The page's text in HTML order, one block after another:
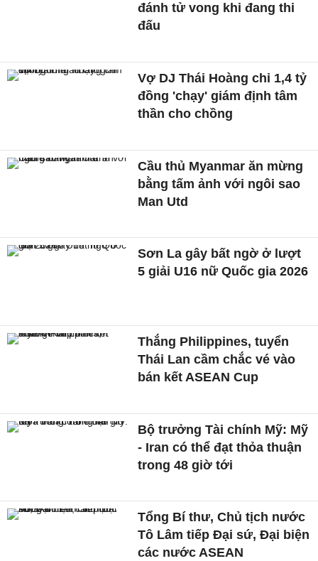
đánh tử vong khi đang thi
đấu
Vợ DJ Thái Hoàng chi 1,4 tỷ
đồng 'chạy' giám định tâm
thần cho chồng
Cầu thủ Myanmar ăn mừng
bằng tấm ảnh với ngôi sao
Man Utd
Sơn La gây bất ngờ ở lượt
5 giải U16 nữ Quốc gia 2026
Thắng Philippines, tuyển
Thái Lan cầm chắc vé vào
bán kết ASEAN Cup
Bộ trưởng Tài chính Mỹ: Mỹ
- Iran có thể đạt thỏa thuận
trong 48 giờ tới
Tổng Bí thư, Chủ tịch nước
Tô Lâm tiếp Đại sứ, Đại biện
các nước ASEAN